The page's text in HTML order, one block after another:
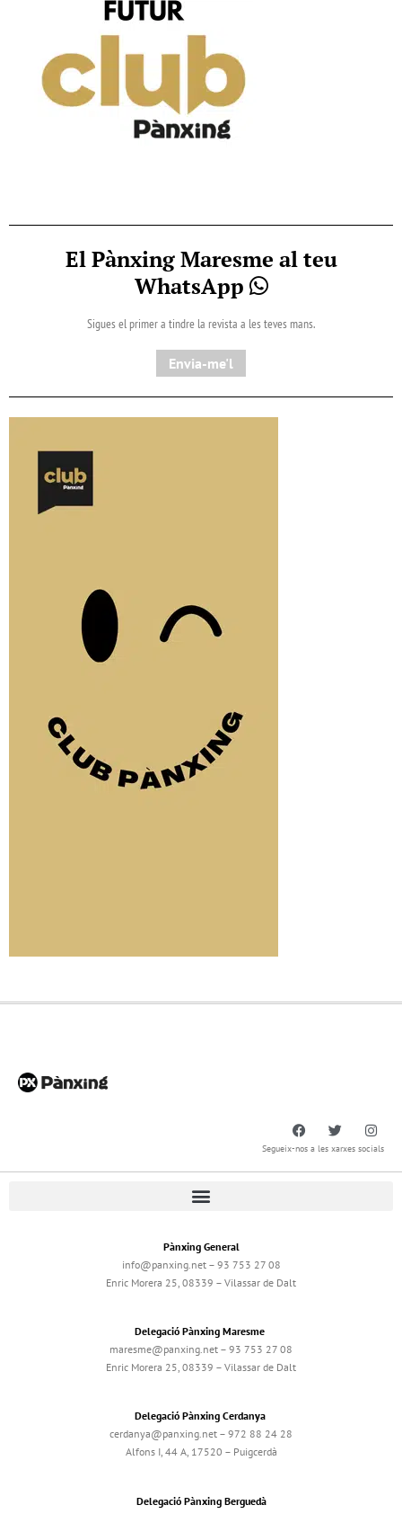
El Pànxing Maresme al teu
WhatsApp
Sigues el primer a tindre la revista a les teves mans.
Envia-me'l
Segueix-nos a les xarxes socials
Pànxing General
info@panxing.net – 93 753 27 08
Enric Morera 25, 08339 – Vilassar de Dalt
Delegació Pànxing Maresme
maresme@panxing.net – 93 753 27 08
Enric Morera 25, 08339 – Vilassar de Dalt
Delegació Pànxing Cerdanya
cerdanya@panxing.net – 972 88 24 28
Alfons I, 44 A, 17520 – Puigcerdà
Delegació Pànxing Berguedà